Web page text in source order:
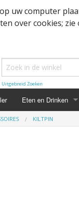
uw computer
over cookies; zie
Uitgebreid Zoeken
items
Eten en Drinken
HaggisKILTPIN